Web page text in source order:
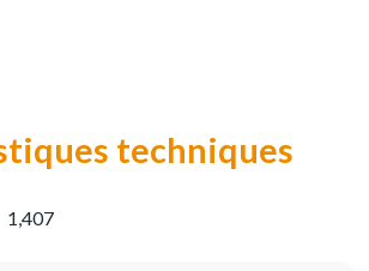
techniques
1,407